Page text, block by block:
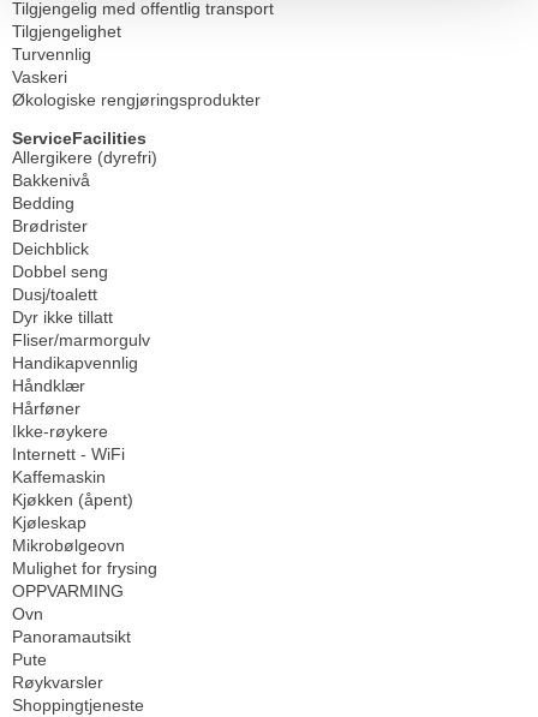
Tilgjengelig med offentlig transport
Tilgjengelighet
Turvennlig
Vaskeri
Økologiske rengjøringsprodukter
ServiceFacilities
Allergikere (dyrefri)
Bakkenivå
Bedding
Brødrister
Deichblick
Dobbel seng
Dusj/toalett
Dyr ikke tillatt
Fliser/marmorgulv
Handikapvennlig
Håndklær
Hårføner
Ikke-røykere
Internett - WiFi
Kaffemaskin
Kjøkken (åpent)
Kjøleskap
Mikrobølgeovn
Mulighet for frysing
OPPVARMING
Ovn
Panoramautsikt
Pute
Røykvarsler
Shoppingtjeneste